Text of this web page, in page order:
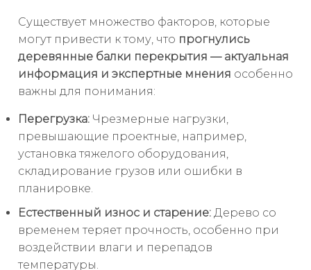
Существует множество факторов, которые
могут привести к тому, что прогнулись
деревянные балки перекрытия — актуальная
информация и экспертные мнения особенно
важны для понимания:
Перегрузка: Чрезмерные нагрузки,
превышающие проектные, например,
установка тяжелого оборудования,
складирование грузов или ошибки в
планировке.
Естественный износ и старение: Дерево со
временем теряет прочность, особенно при
воздействии влаги и перепадов
температуры.